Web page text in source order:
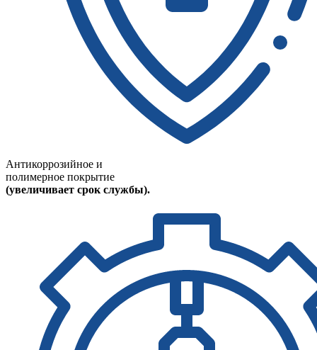
Антикоррозийное и
полимерное покрытие
(увеличивает срок службы).